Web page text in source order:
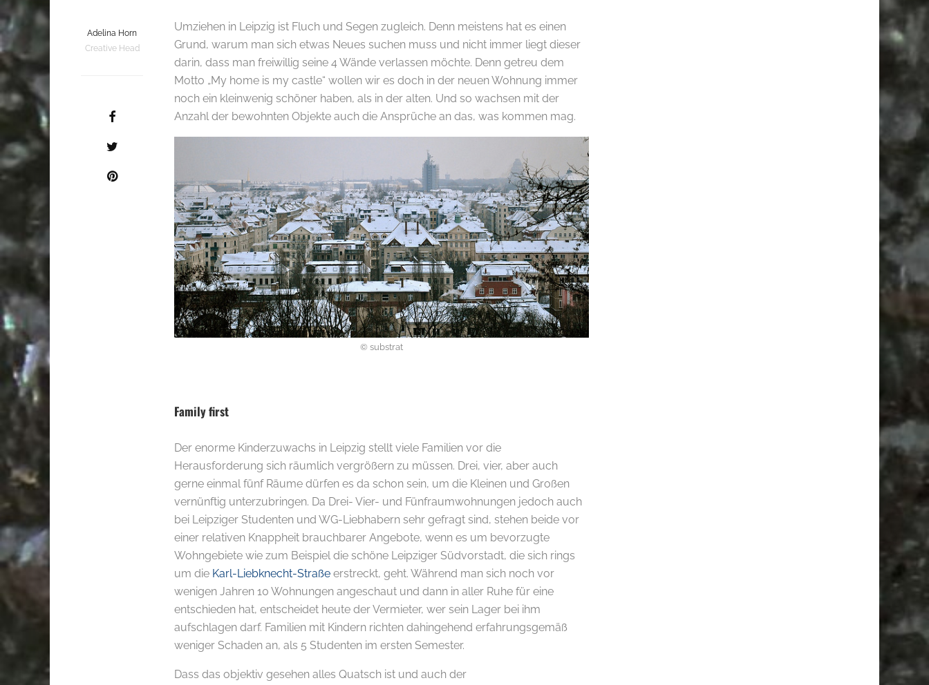
Adelina Horn
Creative Head
Umziehen in Leipzig ist Fluch und Segen zugleich. Denn meistens hat es einen
Grund, warum man sich etwas Neues suchen muss und nicht immer liegt dieser
darin, dass man freiwillig seine 4 Wände verlassen möchte. Denn getreu dem
Motto „My home is my castle“ wollen wir es doch in der neuen Wohnung immer
noch ein kleinwenig schöner haben, als in der alten. Und so wachsen mit der
Anzahl der bewohnten Objekte auch die Ansprüche an das, was kommen mag.
© substrat
Family first
Der enorme Kinderzuwachs in Leipzig stellt viele Familien vor die
Herausforderung sich räumlich vergrößern zu müssen. Drei, vier, aber auch
gerne einmal fünf Räume dürfen es da schon sein, um die Kleinen und Großen
vernünftig unterzubringen. Da Drei- Vier- und Fünfraumwohnungen jedoch auch
bei Leipziger Studenten und WG-Liebhabern sehr gefragt sind, stehen beide vor
einer relativen Knappheit brauchbarer Angebote, wenn es um bevorzugte
Wohngebiete wie zum Beispiel die schöne Leipziger Südvorstadt, die sich rings
um die Karl-Liebknecht-Straße erstreckt, geht. Während man sich noch vor
wenigen Jahren 10 Wohnungen angeschaut und dann in aller Ruhe für eine
entschieden hat, entscheidet heute der Vermieter, wer sein Lager bei ihm
aufschlagen darf. Familien mit Kindern richten dahingehend erfahrungsgemäß
weniger Schaden an, als 5 Studenten im ersten Semester.
Dass das objektiv gesehen alles Quatsch ist und auch der